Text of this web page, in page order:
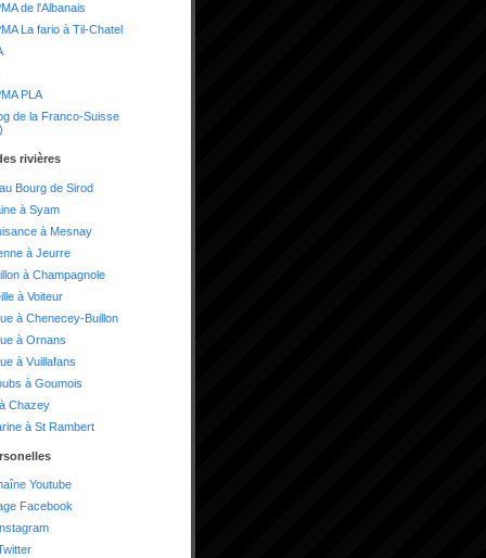
de l'Albanais
La fario à Til-Chatel
PLA
de la Franco-Suisse
rivières
Bourg de Sirod
à Syam
à Mesnay
à Jeurre
à Champagnole
à Voiteur
à Chenecey-Buillon
à Ornans
à Vuillafans
à Goumois
Chazey
à St Rambert
Youtube
Facebook